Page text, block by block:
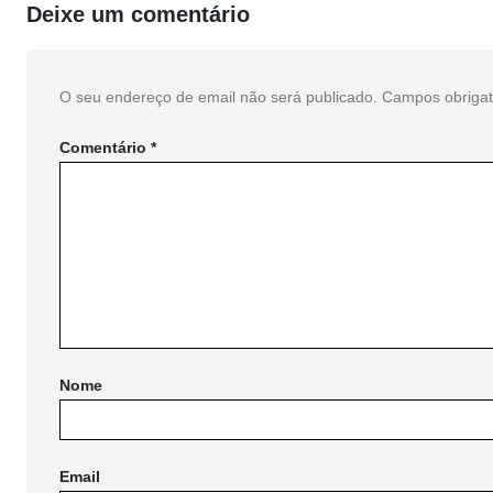
Deixe um comentário
O seu endereço de email não será publicado. Campos
Comentário *
Nome
Email